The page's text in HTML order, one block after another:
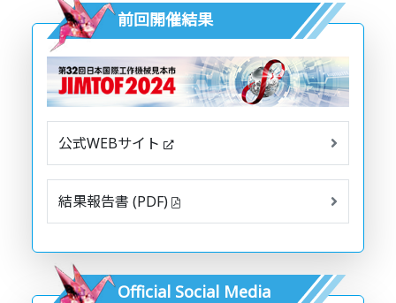
前回開催結果
公式WEBサイト
結果報告書 (PDF)
Official Social Media